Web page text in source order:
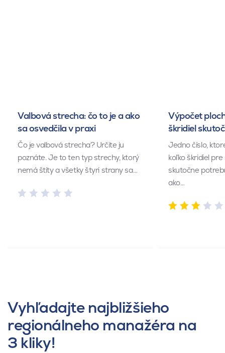
Valbová strecha: čo to je a ako
sa osvedčila v praxi
Čo je valbová strecha? Určite ju
poznáte. Je to ten typ strechy, ktorý
nemá štíty a všetky štyri strany sa…
Výpočet
škridiel
Jedno číslo,
koľko škridiel
skutočne
ako…
Vyhľadajte najbližšieho
regionálneho manažéra na
3 kliky!